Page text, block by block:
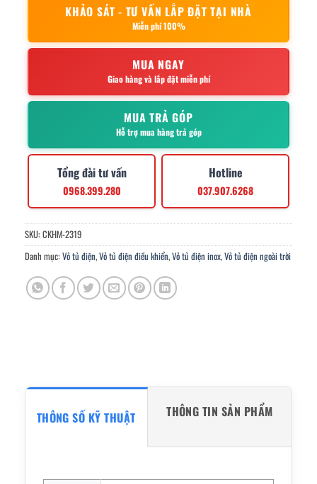
KHẢO SÁT - TƯ VẤN LẮP ĐẶT TẠI NHÀ
Miễn phí 100%
MUA NGAY
Giao hàng và lắp đặt miễn phí
MUA TRẢ GÓP
Hỗ trợ mua hàng trả góp
Tổng đài tư vấn
0968.399.280
Hotline
037.907.6268
SKU: CKHM-2319
Danh mục: Vỏ tủ điện,Vỏ tủ điện điều khiển,Vỏ tủ điện inox,Vỏ tủ điện ngoài trời
THÔNG SỐ KỸ THUẬT THÔNG TIN SẢN PHẨM